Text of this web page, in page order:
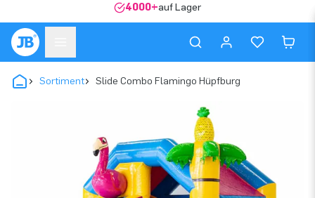
4000+auf Lager
Sortiment Slide Combo Flamingo Hüpfburg